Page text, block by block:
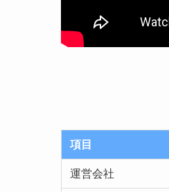
項目
運営会社